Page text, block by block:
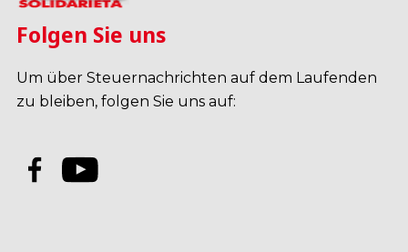
Folgen Sie uns
Um über Steuernachrichten auf dem Laufenden
zu bleiben, folgen Sie uns auf: